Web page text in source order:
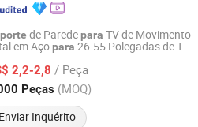
de Paredepara TV de Movimento
em Açopara 26-55 Polegadas de TV
2,2-2,8 / Peça
Peças (MOQ)
Enviar Inquérito
CO.,LTD
Desde 2025